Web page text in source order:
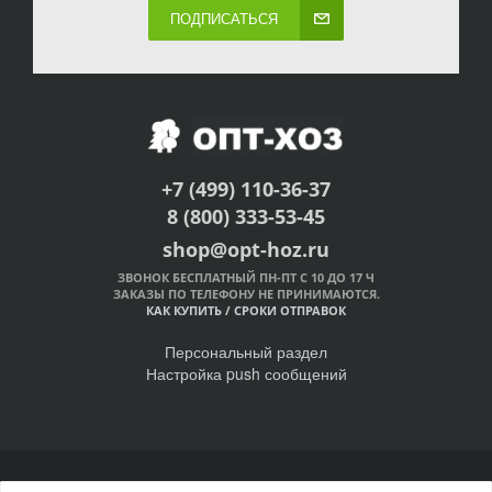
ПОДПИСАТЬСЯ
+7 (499) 110-36-37
8 (800) 333-53-45
shop@opt-hoz.ru
ЗВОНОК БЕСПЛАТНЫЙ ПН-ПТ С 10 ДО 17 Ч
ЗАКАЗЫ ПО ТЕЛЕФОНУ НЕ ПРИНИМАЮТСЯ.
КАК КУПИТЬ / СРОКИ ОТПРАВОК
Персональный раздел
Настройка push сообщений
© Интернет-магазин ОПТ-ХОЗ, 2011-2026